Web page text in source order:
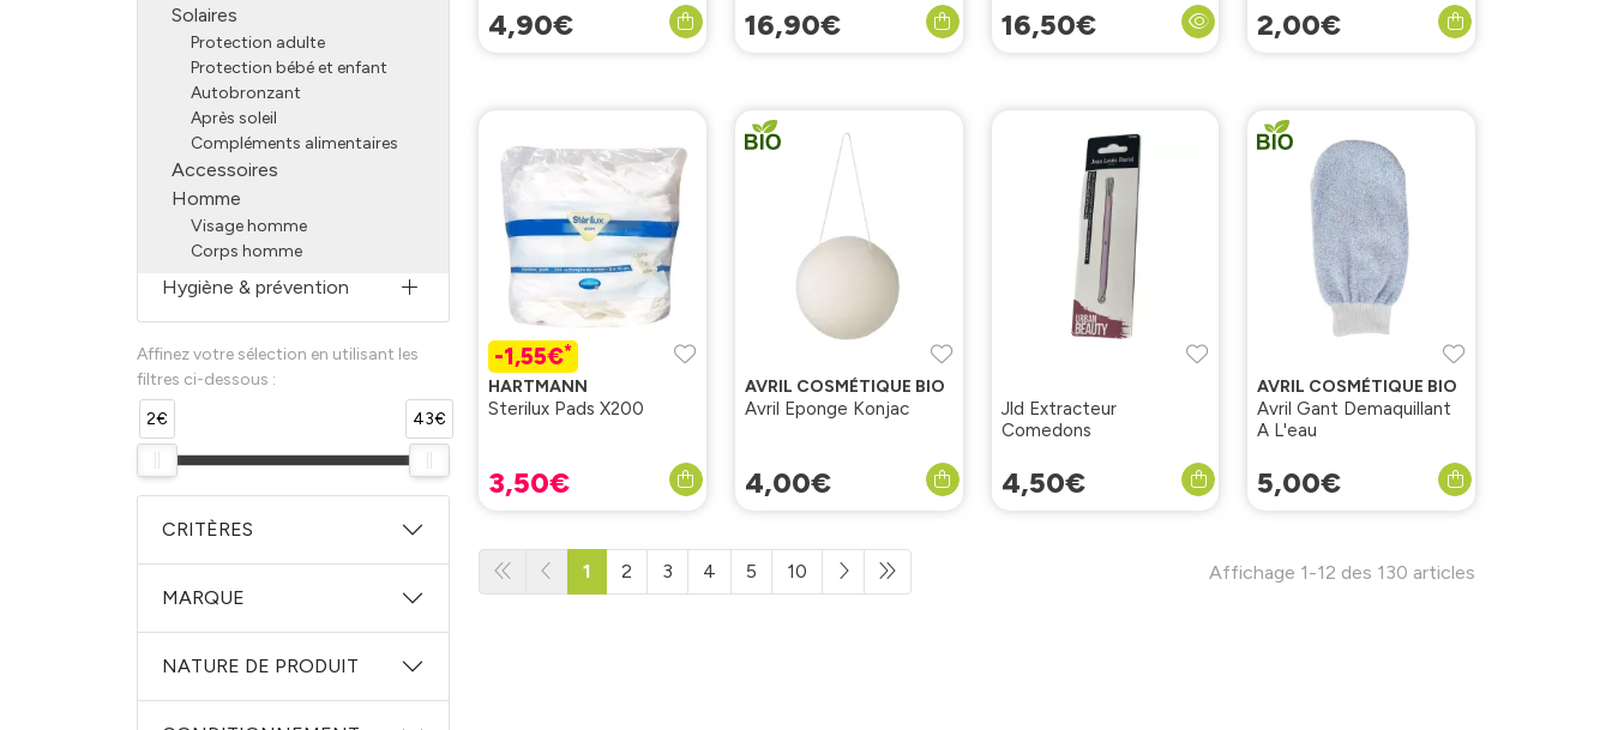
4,90€ 16,90€ 16,50€ 2,00€
-1,55€*
HARTMANN
Sterilux Pads X200
3,50€
AVRIL COSMÉTIQUE BIO
Avril Eponge Konjac
4,00€
Jld Extracteur
Comedons
4,50€
AVRIL COSMÉTIQUE BIO
Avril Gant Demaquillant
A L'eau
5,00€
Affichage 1-12 des 130 articles
1 2 3 4 5 10
Solaires
Protection adulte
Protection bébé et enfant
Autobronzant
Après soleil
Compléments alimentaires
Accessoires
Homme
Visage homme
Corps homme
Hygiène & prévention
Affinez votre sélection en utilisant les
filtres ci-dessous :
2€
43€
CRITÈRES
MARQUE
NATURE DE PRODUIT